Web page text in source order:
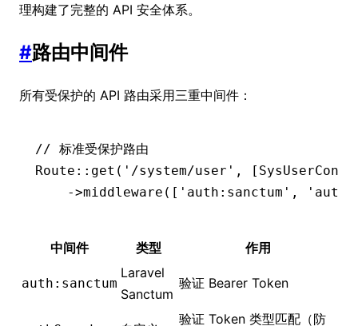
理构建了完整的 API 安全体系。
#路由中间件
所有受保护的 API 路由采用三重中间件：
// 标准受保护路由
Route :: get ( '/system/user' , [
    ->
middleware ( [ 'auth:sanctum' ,
中间件 类型 作用
auth:sanctum
Laravel
Sanctum
验证 Bearer Token
验证 Token 类型匹配（防